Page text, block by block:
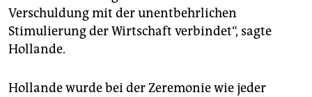
Verschuldung mit der unentbehrlichen
Stimulierung der Wirtschaft verbindet“, sagte
Hollande.
Hollande wurde bei der Zeremonie wie jeder